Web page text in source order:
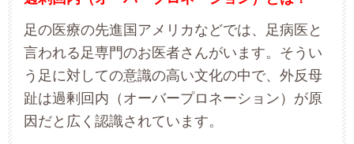
足の医療の先進国アメリカなどでは、足病医と
言われる足専門のお医者さんがいます。そうい
う足に対しての意識の高い文化の中で、外反母
趾は過剰回内（オーバープロネーション）が原
因だと広く認識されています。